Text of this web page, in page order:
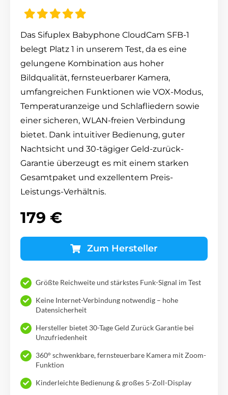
Das Sifuplex Babyphone CloudCam SFB-1
belegt Platz 1 in unserem Test, da es eine
gelungene Kombination aus hoher
Bildqualität, fernsteuerbarer Kamera,
umfangreichen Funktionen wie VOX-Modus,
Temperaturanzeige und Schlafliedern sowie
einer sicheren, WLAN-freien Verbindung
bietet. Dank intuitiver Bedienung, guter
Nachtsicht und 30-tägiger Geld-zurück-
Garantie überzeugt es mit einem starken
Gesamtpaket und exzellentem Preis-
Leistungs-Verhältnis.
179 €
Zum Hersteller
Größte Reichweite und stärkstes Funk-Signal im Test
Keine Internet-Verbindung notwendig – hohe
Datensicherheit
Hersteller bietet 30-Tage Geld Zurück Garantie bei
Unzufriedenheit
360° schwenkbare, fernsteuerbare Kamera mit Zoom-
Funktion
Kinderleichte Bedienung & großes 5-Zoll-Display